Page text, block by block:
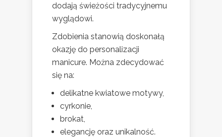
dodają świeżości tradycyjnemu
wyglądowi.
Zdobienia stanowią doskonałą
okazję do personalizacji
manicure. Można zdecydować
się na:
delikatne kwiatowe motywy,
cyrkonie,
brokat,
elegancję oraz unikalność.